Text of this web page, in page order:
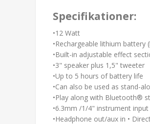
Specifikationer:
•12 Watt
•Rechargeable lithium battery
•Built-in adjustable effect
•3" speaker plus 1,5" tweeter
•Up to 5 hours of battery life
•Can also be used as stand-
•Play along with Bluetooth®
•6.3mm /1/4" instrument input
•Headphone out/aux in •